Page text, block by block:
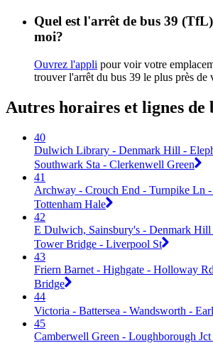
Quel est l'arrêt de bus 39
moi?
Ouvrez l'appli pour voir votre
trouver l'arrêt du bus 39 le plus près de
Autres horaires et lignes de
40
Dulwich Library - Denmark Hill -
Southwark Sta - Clerkenwell Green
41
Archway - Crouch End - Turnpike Ln -
Tottenham Hale
42
E Dulwich, Sainsbury's - Denmark
Tower Bridge - Liverpool St
43
Friern Barnet - Highgate - Holloway
Bridge
44
Victoria - Battersea - Wandsworth -
45
Camberwell Green - Loughborough